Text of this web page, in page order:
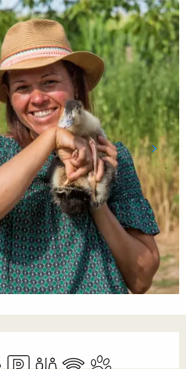
car
ParkingToilettes
WiFi Animaux